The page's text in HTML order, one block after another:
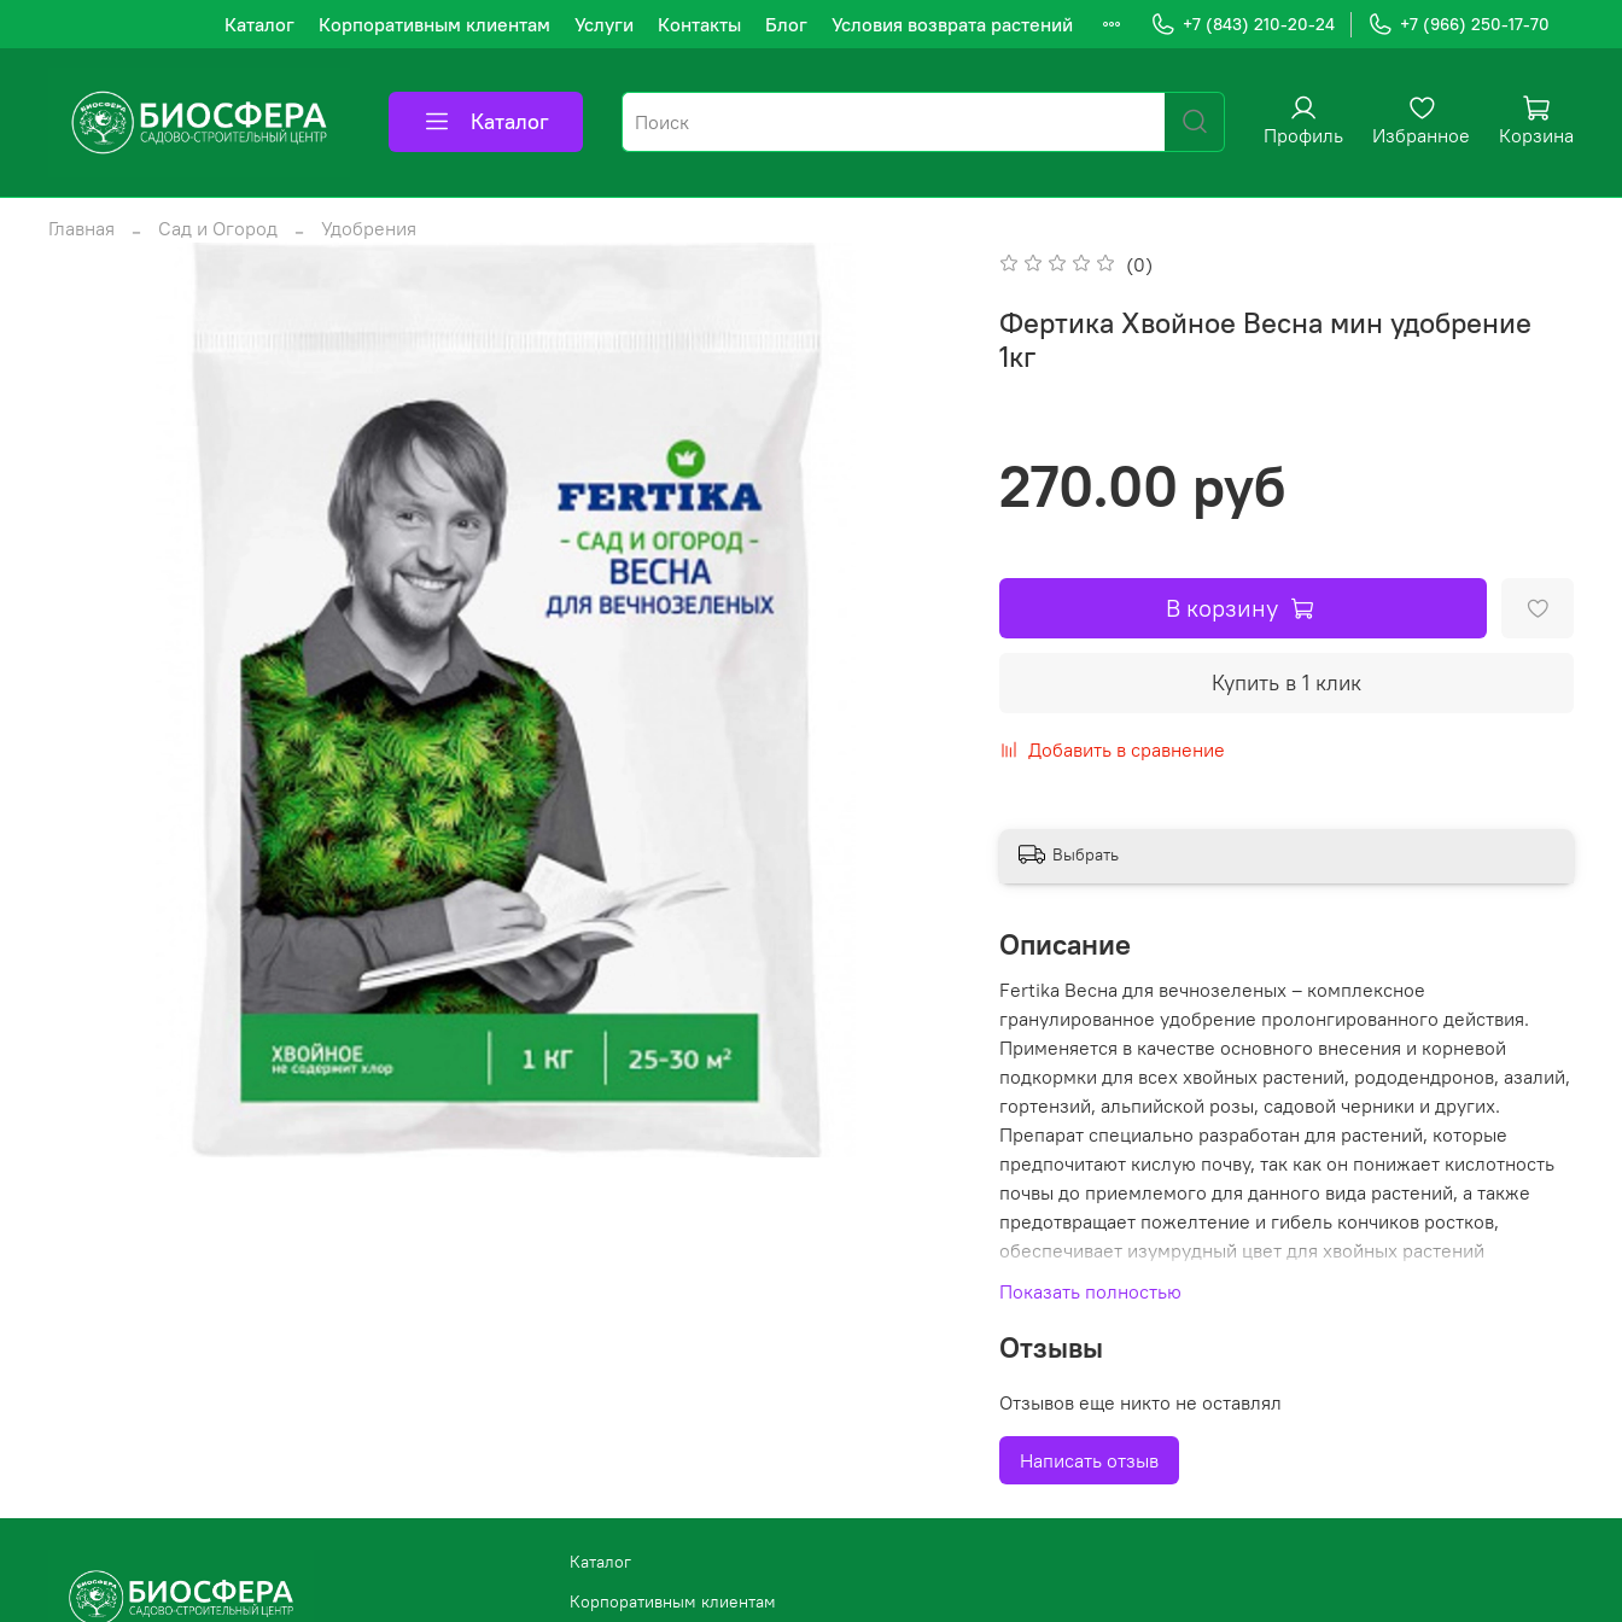
Каталог Корпоративным клиентам Услуги Контакты Блог Условия возврата растений +7 (843) 210-20-24 +7 (966) 250-17-70
Каталог Профиль Избранное Корзина
Главная Сад и Огород
Удобрения
(0)
Фертика Хвойное Весна мин удобрение
1кг
270.00 руб
В корзину
Купить в 1 клик
Добавить в сравнение
Выбрать
Описание
Fertika Весна для вечнозеленых – комплексное
гранулированное удобрение пролонгированного действия.
Применяется в качестве основного внесения и корневой
подкормки для всех хвойных растений, рододендронов, азалий,
гортензий, альпийской розы, садовой черники и других.
Препарат специально разработан для растений, которые
предпочитают кислую почву, так как он понижает кислотность
почвы до приемлемого для данного вида растений, а также
предотвращает пожелтение и гибель кончиков ростков,
обеспечивает изумрудный цвет для хвойных растений
благодаря повышенному количеству магния, серы и железа.
Показать полностью
Отзывы
Отзывов еще никто не оставлял
Написать отзыв
Каталог
Корпоративным клиентам